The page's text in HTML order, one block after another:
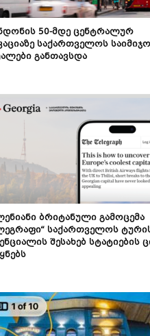
50-მდე ცენტრალურ
საქართველოს საიმიჯო
განთავსდა
ბრიტანული გამოცემა
საქართველოს
შესახებ სტატიების